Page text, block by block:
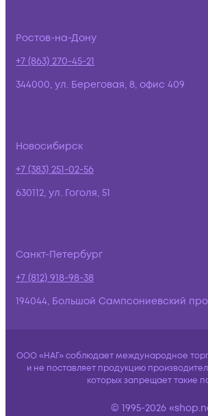
Ростов-на-Дону
+7 (863) 270-45-21
344000, ул. Береговая, 8, офис 409
Новосибирск
+7 (383) 251-02-56
630112, ул. Гоголя, 51
Санкт-Петербург
+7 (812) 918-98-38
194044, Большой Сампсониевский
ООО «НАГ» соблюдает международное
и не поставляет продукцию
которых запрещает такие
© 1995-2026